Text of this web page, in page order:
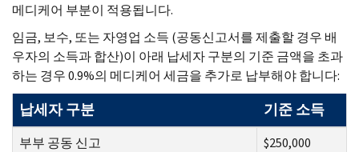
메디케어 부분이 적용됩니다.
임금, 보수, 또는 자영업 소득 (공동신고서를 제출할 경우 배
우자의 소득과 합산)이 아래 납세자 구분의 기준 금액을 초과
하는 경우 0.9%의 메디케어 세금을 추가로 납부해야 합니다:
납세자 구분 기준 소득
부부 공동 신고
$250,000